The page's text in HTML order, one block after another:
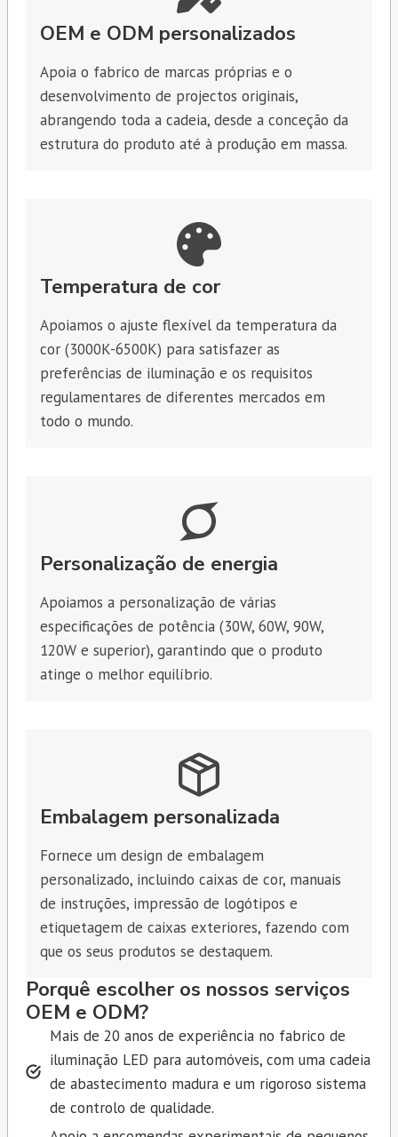
OEM e ODM personalizados
Apoia o fabrico de marcas próprias e o
desenvolvimento de projectos originais,
abrangendo toda a cadeia, desde a conceção da
estrutura do produto até à produção em massa.
Temperatura de cor
Apoiamos o ajuste flexível da temperatura da
cor (3000K-6500K) para satisfazer as
preferências de iluminação e os requisitos
regulamentares de diferentes mercados em
todo o mundo.
Personalização de energia
Apoiamos a personalização de várias
especificações de potência (30W, 60W, 90W,
120W e superior), garantindo que o produto
atinge o melhor equilíbrio.
Embalagem personalizada
Fornece um design de embalagem
personalizado, incluindo caixas de cor, manuais
de instruções, impressão de logótipos e
etiquetagem de caixas exteriores, fazendo com
que os seus produtos se destaquem.
Porquê escolher os nossos serviços
OEM e ODM?
Mais de 20 anos de experiência no fabrico de
iluminação LED para automóveis, com uma cadeia
de abastecimento madura e um rigoroso sistema
de controlo de qualidade.